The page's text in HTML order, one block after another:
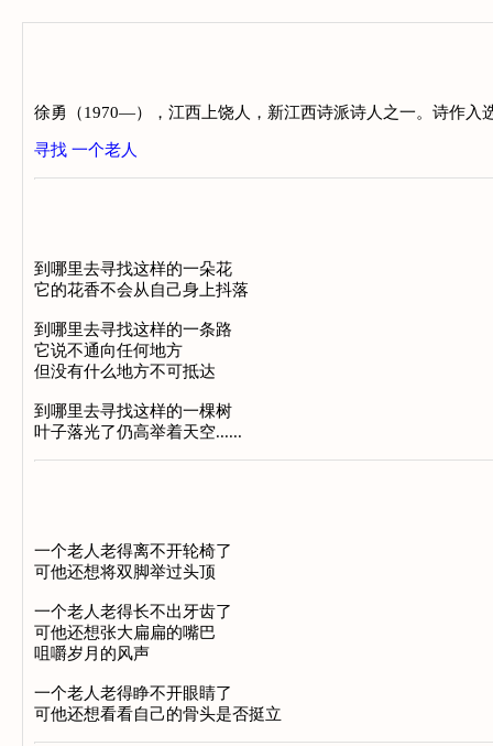
徐勇（1970—），江西上饶人，新江西诗派诗人之一。诗作入
寻找 一个老人
到哪里去寻找这样的一朵花
它的花香不会从自己身上抖落
到哪里去寻找这样的一条路
它说不通向任何地方
但没有什么地方不可抵达
到哪里去寻找这样的一棵树
叶子落光了仍高举着天空......
一个老人老得离不开轮椅了
可他还想将双脚举过头顶
一个老人老得长不出牙齿了
可他还想张大扁扁的嘴巴
咀嚼岁月的风声
一个老人老得睁不开眼睛了
可他还想看看自己的骨头是否挺立